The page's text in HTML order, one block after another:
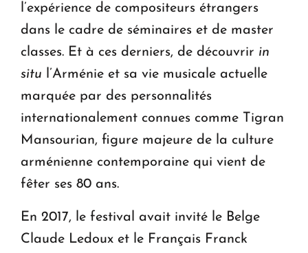
l’expérience de compositeurs étrangers
dans le cadre de séminaires et de master
classes. Et à ces derniers, de découvrir in
situ l’Arménie et sa vie musicale actuelle
marquée par des personnalités
internationalement connues comme Tigran
Mansourian, figure majeure de la culture
arménienne contemporaine qui vient de
fêter ses 80 ans.
En 2017, le festival avait invité le Belge
Claude Ledoux et le Français Franck